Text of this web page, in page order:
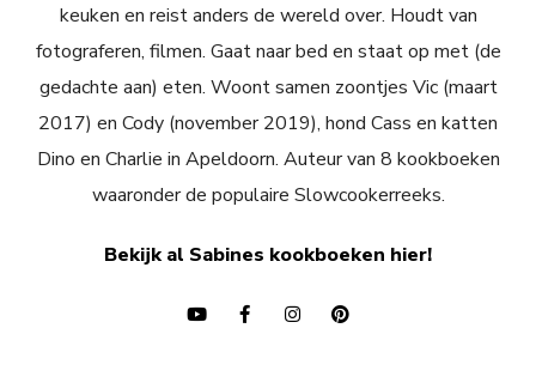
keuken en reist anders de wereld over. Houdt van
fotograferen, filmen. Gaat naar bed en staat op met (de
gedachte aan) eten. Woont samen zoontjes Vic (maart
2017) en Cody (november 2019), hond Cass en katten
Dino en Charlie in Apeldoorn. Auteur van 8 kookboeken
waaronder de populaire Slowcookerreeks.
Bekijk al Sabines kookboeken hier!